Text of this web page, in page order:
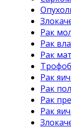
Рак
Рак
Рак
Рак
Рак
Рак
Рак